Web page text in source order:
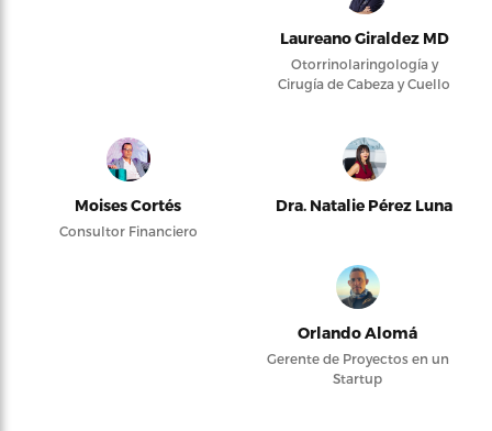
Laureano Giraldez MD
Otorrinolaringología y
Cirugía de Cabeza y Cuello
Moises Cortés
Consultor Financiero
Dra. Natalie Pérez Luna
Orlando Alomá
Gerente de Proyectos en un
Startup